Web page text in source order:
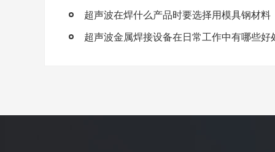
超声波在焊什么产品时要选择用模具钢材料
超声波金属焊接设备在日常工作中有哪些好